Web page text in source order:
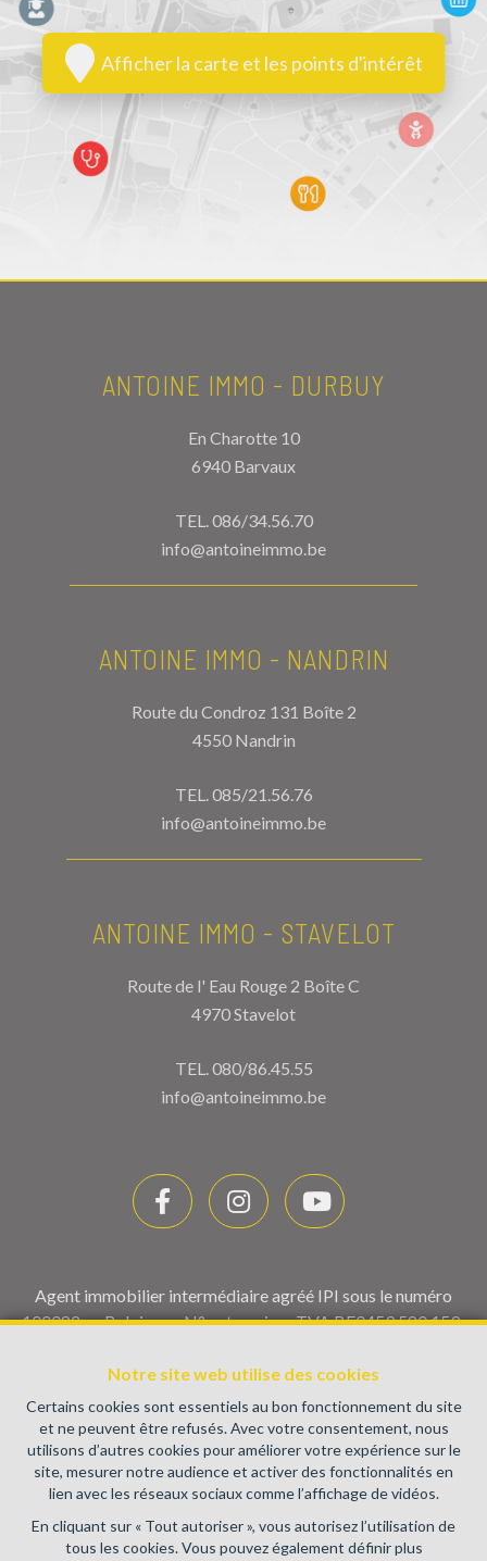
Afficher la carte et les points d'intérêt
Notre site web utilise des cookies
Certains cookies sont essentiels au bon fonctionnement du site
et ne peuvent être refusés. Avec votre consentement, nous
utilisons d’autres cookies pour améliorer votre expérience sur le
site, mesurer notre audience et activer des fonctionnalités en
lien avec les réseaux sociaux comme l’affichage de vidéos.
En cliquant sur « Tout autoriser », vous autorisez l’utilisation de
tous les cookies. Vous pouvez également définir plus
ANTOINE IMMO - DURBUY
En Charotte 10
6940 Barvaux
TEL.086/34.56.70
info@antoineimmo.be
ANTOINE IMMO - NANDRIN
Route du Condroz 131 Boîte 2
4550 Nandrin
TEL.085/21.56.76
info@antoineimmo.be
ANTOINE IMMO - STAVELOT
Route de l' Eau Rouge 2 Boîte C
4970 Stavelot
TEL.080/86.45.55
info@antoineimmo.be
Agent immobilier intermédiaire agréé IPI sous le numéro
100082 en Belgique - N° entreprise : TVA BE0459.580.159-
immobiliers, rue du Luxembourg 16B, 1000 Bruxelles (+32 2
505 38 50 - info@ipi.be) - Soumis aucode déontologique de l’
IPI
RC professionnelle et cautionnement via AXA Belgium SA,
Place du Trône 1, 1000 Bruxelles – police n° 730.390.160.
Couverture valable pour les activités réalisées en Belgique
Conditions générales d'utilisation du site